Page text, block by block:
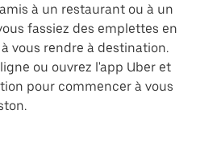
à un restaurant ou à un
fassiez des emplettes en
vous rendre à destination.
ou ouvrez l'app Uber et
pour commencer à vous